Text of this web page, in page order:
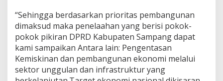
“Sehingga berdasarkan prioritas pembangunan
dimaksud maka penelaahan yang berisi pokok-
pokok pikiran DPRD Kabupaten Sampang dapat
kami sampaikan Antara lain: Pengentasan
Kemiskinan dan pembangunan ekonomi melalui
sektor unggulan dan infrastruktur yang